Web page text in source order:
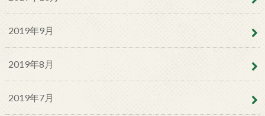
2019年9月
2019年8月
2019年7月